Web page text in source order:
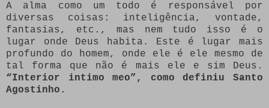
A alma como um todo é responsável por
diversas coisas: inteligência, vontade,
fantasias, etc., mas nem tudo isso é o
lugar onde Deus habita. Este é lugar mais
profundo do homem, onde ele é ele mesmo de
tal forma que não é mais ele e sim Deus.
“Interior intimo meo”, como definiu Santo
Agostinho.